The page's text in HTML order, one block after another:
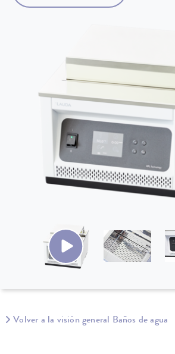
Volver a la visión general Baños de agua